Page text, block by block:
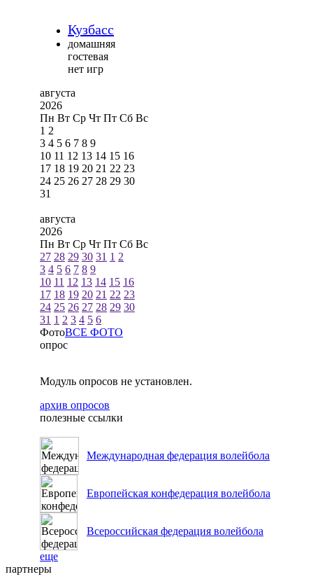
Кузбасс
домашняя
гостевая
нет игр
августа
2026
Пн Вт Ср Чт Пт Сб Вс
1 2
3 4 5 6 7 8 9
10 11 12 13 14 15 16
17 18 19 20 21 22 23
24 25 26 27 28 29 30
31
августа
2026
Пн Вт Ср Чт Пт Сб Вс
27 28 29 30 31 1 2
3 4 5 6 7 8 9
10 11 12 13 14 15 16
17 18 19 20 21 22 23
24 25 26 27 28 29 30
31 1 2 3 4 5 6
ФотоВСЕ ФОТО
опрос
Модуль опросов не установлен.
архив опросов
полезные ссылки
Международная федерация волейбола
Европейская конфедерация волейбола
Всероссийская федерация волейбола
еще
партнеры